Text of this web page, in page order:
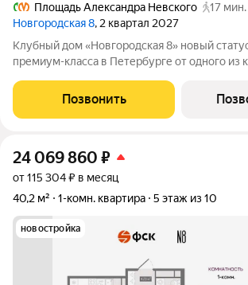
Площадь Александра Невского
17 мин.
Новгородская 8, 2 квартал 2027
Клубный дом «Новгородская 8» новый статусный проект
премиум-класса в Петербурге от одного из
Новгородской улице в районе со
инфраструктурой, в непосредственной
Позвонить
24 069 860 ₽
от 115 304 ₽ в месяц
40,2 м²
1-комн. квартира 5 этаж из 10
новостройка